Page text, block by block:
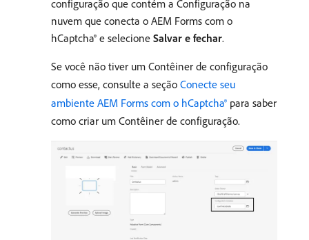
configuração que contém a Configuração na
nuvem que conecta o AEM Forms com o
hCaptcha® e selecione Salvar e fechar.
Se você não tiver um Contêiner de configuração
como esse, consulte a seção Conecte seu
ambiente AEM Forms com o hCaptcha® para saber
como criar um Contêiner de configuração.